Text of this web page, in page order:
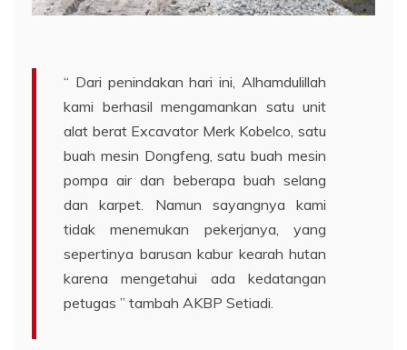
“ Dari penindakan hari ini, Alhamdulillah
kami berhasil mengamankan satu unit
alat berat Excavator Merk Kobelco, satu
buah mesin Dongfeng, satu buah mesin
pompa air dan beberapa buah selang
dan karpet. Namun sayangnya kami
tidak menemukan pekerjanya, yang
sepertinya barusan kabur kearah hutan
karena mengetahui ada kedatangan
petugas ” tambah AKBP Setiadi.